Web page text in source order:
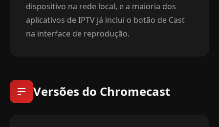
dispositivo na rede local, e a maioria dos
aplicativos de IPTV já inclui o botão de Cast
na interface de reprodução.
Versões do Chromecast